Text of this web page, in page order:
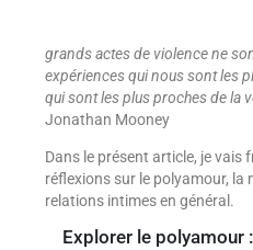
grands actes de violence ne
expériences qui nous sont les
qui sont les plus proches de la
Jonathan Mooney
Dans le présent article, je
réflexions sur le polyamour, la
relations intimes en général.
Explorer le polyamour